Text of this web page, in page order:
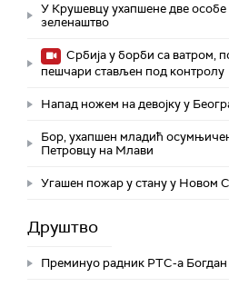
У Крушевцу ухапшене две
зеленаштво
Србија у борби са ватром,
пешчари стављен под контролу
Напад ножем на девојку у
Бор, ухапшен младић
Петровцу на Млави
Угашен пожар у стану у Новом
Друштво
Преминуо радник РТС-а